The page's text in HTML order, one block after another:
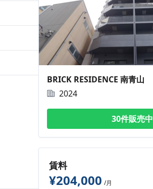
BRICK RESIDENCE 南青山
2024
30件販売中
賃料
¥204,000 /月